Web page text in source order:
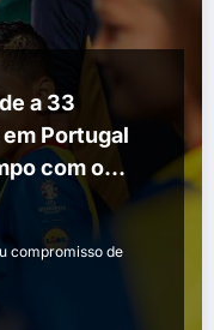
a 33
Portugal
com os
nacional
compromisso de